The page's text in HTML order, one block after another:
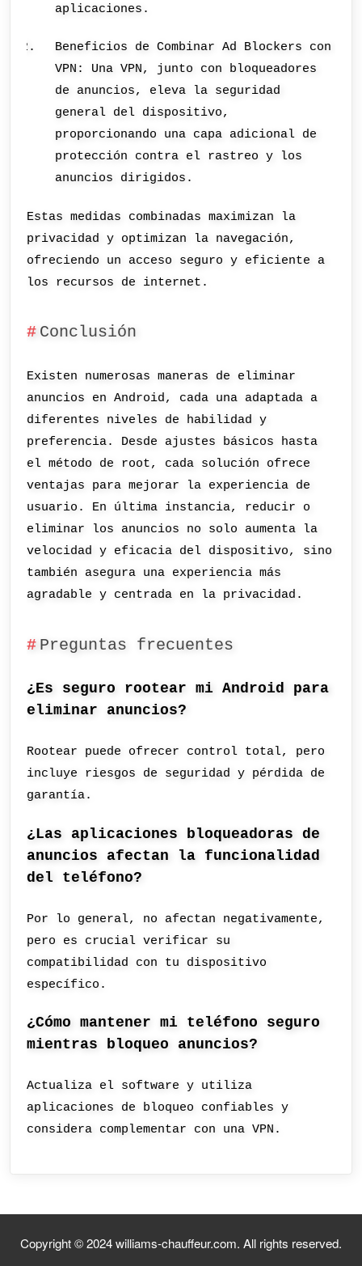
aplicaciones.
Beneficios de Combinar Ad Blockers con
VPN: Una VPN, junto con bloqueadores
de anuncios, eleva la seguridad
general del dispositivo,
proporcionando una capa adicional de
protección contra el rastreo y los
anuncios dirigidos.
Estas medidas combinadas maximizan la
privacidad y optimizan la navegación,
ofreciendo un acceso seguro y eficiente a
los recursos de internet.
Conclusión
Existen numerosas maneras de eliminar
anuncios en Android, cada una adaptada a
diferentes niveles de habilidad y
preferencia. Desde ajustes básicos hasta
el método de root, cada solución ofrece
ventajas para mejorar la experiencia de
usuario. En última instancia, reducir o
eliminar los anuncios no solo aumenta la
velocidad y eficacia del dispositivo, sino
también asegura una experiencia más
agradable y centrada en la privacidad.
Preguntas frecuentes
¿Es seguro rootear mi Android para
eliminar anuncios?
Rootear puede ofrecer control total, pero
incluye riesgos de seguridad y pérdida de
garantía.
¿Las aplicaciones bloqueadoras de
anuncios afectan la funcionalidad
del teléfono?
Por lo general, no afectan negativamente,
pero es crucial verificar su
compatibilidad con tu dispositivo
específico.
¿Cómo mantener mi teléfono seguro
mientras bloqueo anuncios?
Actualiza el software y utiliza
aplicaciones de bloqueo confiables y
considera complementar con una VPN.
Copyright © 2024 williams-chauffeur.com. All rights reserved.